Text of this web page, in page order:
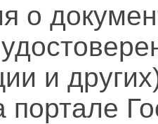
о
и
портале